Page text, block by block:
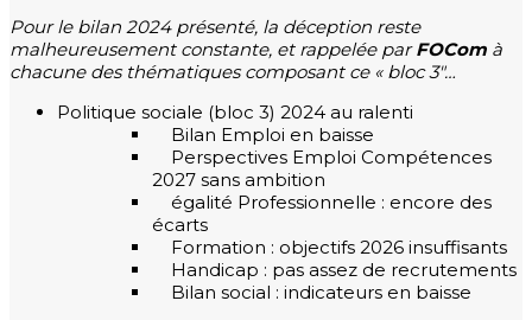
Pour le bilan 2024 présenté, la déception reste
malheureusement constante, et rappelée parFOCom à
chacune des thématiques composant ce « bloc 3″…
Politique sociale (bloc 3) 2024 au ralenti
Bilan Emploi en baisse
Perspectives Emploi Compétences
2027 sans ambition
égalité Professionnelle : encore des
écarts
Formation : objectifs 2026 insuffisants
Handicap : pas assez de recrutements
Bilan social : indicateurs en baisse